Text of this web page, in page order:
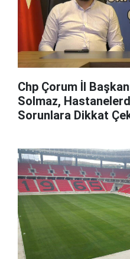
Chp Çorum İl
Solmaz,
Sorunlara Dikkat